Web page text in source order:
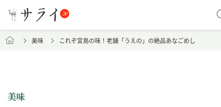
美味 これぞ宮島の味！老舗「うえの」の絶品あなごめし
美味